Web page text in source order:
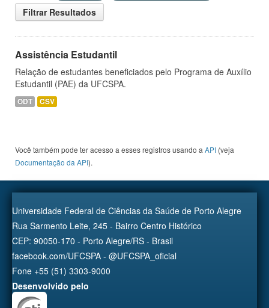
Filtrar Resultados
Assistência Estudantil
Relação de estudantes beneficiados pelo Programa de Auxílio
Estudantil (PAE) da UFCSPA.
ODT CSV
Você também pode ter acesso a esses registros usando a API (veja
Documentação da API).
Universidade Federal de Ciências da Saúde de Porto Alegre
Rua Sarmento Leite, 245 - Bairro Centro Histórico
CEP: 90050-170 - Porto Alegre/RS - Brasil
facebook.com/UFCSPA - @UFCSPA_oficial
Fone +55 (51) 3303-9000
Desenvolvido pelo